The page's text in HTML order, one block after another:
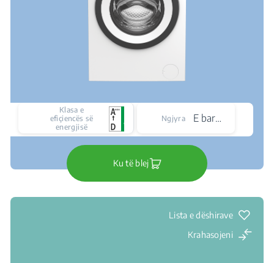
Klasa e
efiçiencës së
energjisë
Ngjyra E bardhë
Ku të blej
Lista e dëshirave
Krahasojeni